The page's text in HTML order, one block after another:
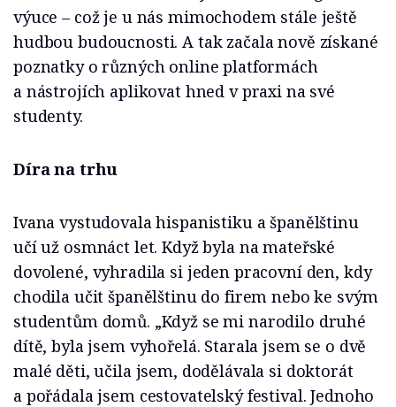
výuce – což je u nás mimochodem stále ještě
hudbou budoucnosti. A tak začala nově získané
poznatky o různých online platformách
a nástrojích aplikovat hned v praxi na své
studenty.
Díra na trhu
Ivana vystudovala hispanistiku a španělštinu
učí už osmnáct let. Když byla na mateřské
dovolené, vyhradila si jeden pracovní den, kdy
chodila učit španělštinu do firem nebo ke svým
studentům domů. „Když se mi narodilo druhé
dítě, byla jsem vyhořelá. Starala jsem se o dvě
malé děti, učila jsem, dodělávala si doktorát
a pořádala jsem cestovatelský festival. Jednoho